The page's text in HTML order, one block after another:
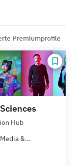
Premiumprofile
Hub
&...